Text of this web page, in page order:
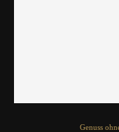
Genuss